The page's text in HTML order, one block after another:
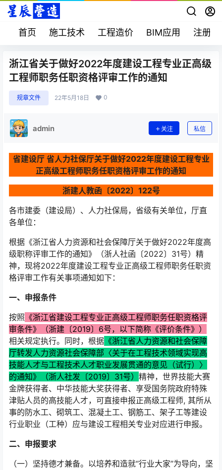
首页 施工技术 工程造价 BIM应用 注册考
浙江省关于做好2022年度建设工程专业正高级
工程师职务任职资格评审工作的通知
规章文件 22年5月18日 0
admin 关注 私信
省建设厅 省人力社保厅关于做好2022年度建设工程专业
正高级工程师职务任职资格评审工作的通知
浙建人教函〔2022〕122号
各市建委（建设局）、人力社保局，省级有关单位，厅直
各单位：
根据《浙江省人力资源和社会保障厅关于做好2022年度高
级职称评审工作的通知》（浙人社函〔2022〕31号）精
神，现将2022年度建设工程专业正高级工程师职务任职资
格评审工作有关事项通知如下：
一、申报条件
按照 《浙江省建设工程专业正高级工程师职务任职资格评
审条件》（浙建〔2019〕6号，以下简称《评价条件》）
相关规定执行。同时，根据 《浙江省人力资源和社会保障
厅转发人力资源社会保障部〈关于在工程技术领域实现高
技能人才与工程技术人才职业发展贯通的意见（试行）〉
的通知》（浙人社发〔2019〕31号） 精神，世界技能大赛
金牌获得者、中华技能大奖获得者、享受国务院政府特殊
津贴人员的高技能人才，可直接申报正高级工程师, 其所从
事的防水工、砌筑工、混凝土工、钢筋工、架子工等建设
行业职业（工种）应与建设工程相关专业对应进行申报。
二、申报要求
（一）坚持德才兼备。以培养和造就“行业大家”为导向，坚